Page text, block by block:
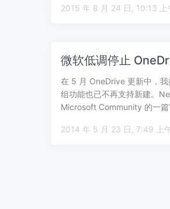
2015 年 8 月 24 日,
微软低调停止
在 5 月 OneDrive 更新中，
组功能也已不再支持新建。
Microsoft Community 的一
2014 年 5 月 23 日, 7:49